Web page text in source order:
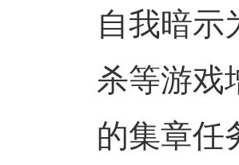
自我暗示
杀等游戏
的集章任